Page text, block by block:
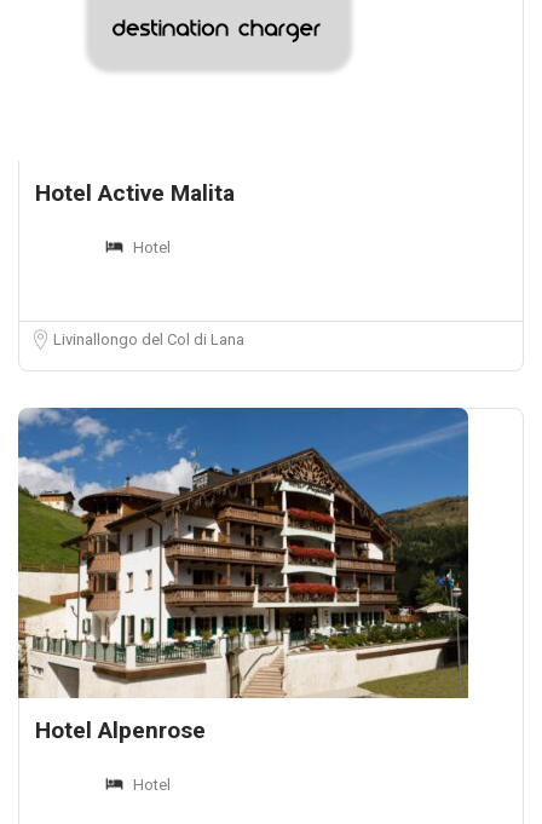
Hotel Active Malita
Hotel
Livinallongo del Col di Lana
Hotel Alpenrose
Hotel